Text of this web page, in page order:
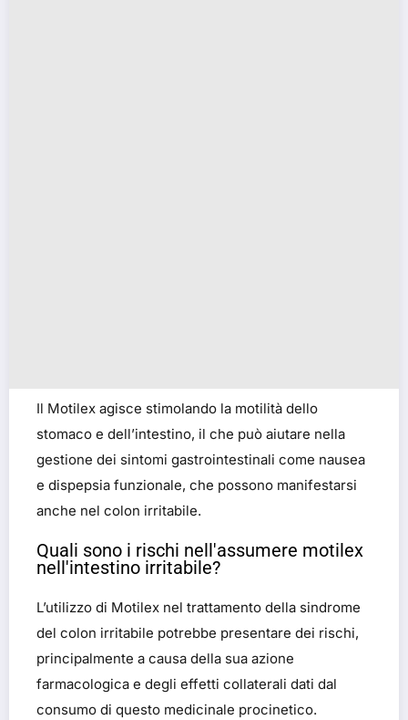
Il Motilex agisce stimolando la motilità dello
stomaco e dell’intestino, il che può aiutare nella
gestione dei sintomi gastrointestinali come nausea
e dispepsia funzionale, che possono manifestarsi
anche nel colon irritabile.
Quali sono i rischi nell'assumere motilex
nell'intestino irritabile?
L’utilizzo di Motilex nel trattamento della sindrome
del colon irritabile potrebbe presentare dei rischi,
principalmente a causa della sua azione
farmacologica e degli effetti collaterali dati dal
consumo di questo medicinale procinetico.